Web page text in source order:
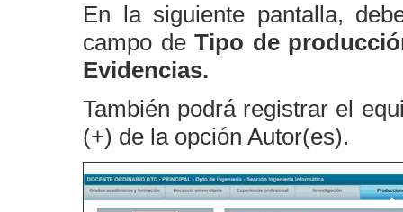
En la siguiente pantalla,
campo deTipo de
Evidencias.
También podrá registrar el
(+) de la opción Autor(es).